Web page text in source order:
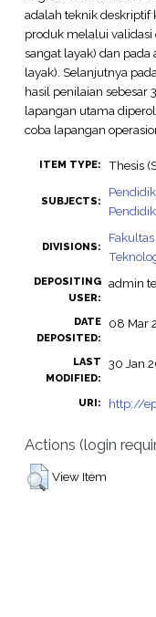
adalah teknik deskriptif
produk melalui validasi
sangat layak) dan pada
layak). Selanjutnya
hasil penilaian sebesar
lapangan utama
coba lapangan
ITEM TYPE: Thesis
SUBJECTS:
DIVISIONS:
DEPOSITING
USER:
admin
DATE
DEPOSITED:
08 Mar
LAST
MODIFIED:
30 Jan
URI: http://
Actions (login
View Item